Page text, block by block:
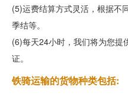
(5)运费结算方式灵活，根据不
季结等。
(6)每天24小时，我们将为您提
证。
铁骑运输的货物种类包括: